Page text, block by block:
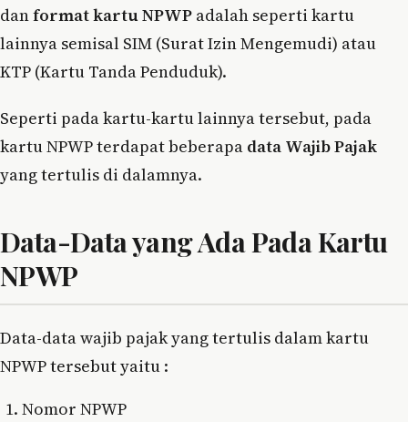
danformat kartu NPWP adalah seperti kartu
lainnya semisal SIM (Surat Izin Mengemudi) atau
KTP (Kartu Tanda Penduduk).
Seperti pada kartu-kartu lainnya tersebut, pada
kartu NPWP terdapat beberapa data Wajib Pajak
yang tertulis di dalamnya.
Data-Data yang Ada Pada Kartu
NPWP
Data-data wajib pajak yang tertulis dalam kartu
NPWP tersebut yaitu :
Nomor NPWP